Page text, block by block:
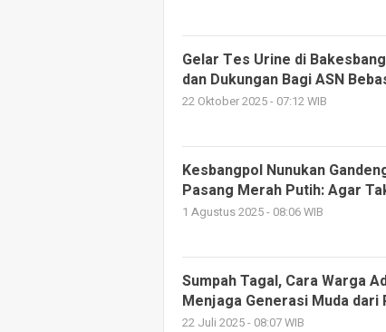
Gelar Tes Urine di
dan Dukungan Bagi ASN
22 Oktober 2025 - 07:12 WIB
Kesbangpol Nunukan
Pasang Merah Putih: Agar
1 Agustus 2025 - 08:06 WIB
Sumpah Tagal, Cara Warga
Menjaga Generasi Muda dari
22 Juli 2025 - 08:07 WIB